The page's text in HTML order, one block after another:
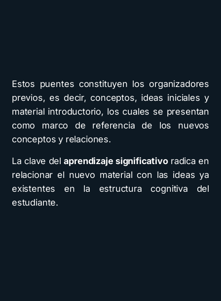
Estos puentes constituyen los organizadores
previos, es decir, conceptos, ideas iniciales y
material introductorio, los cuales se presentan
como marco de referencia de los nuevos
conceptos y relaciones.
La clave delaprendizaje significativoradica en
relacionar el nuevo material con las ideas ya
existentes en la estructura cognitiva del
estudiante.